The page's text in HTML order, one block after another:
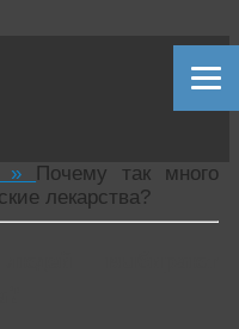
» Почему так много
лекарства?